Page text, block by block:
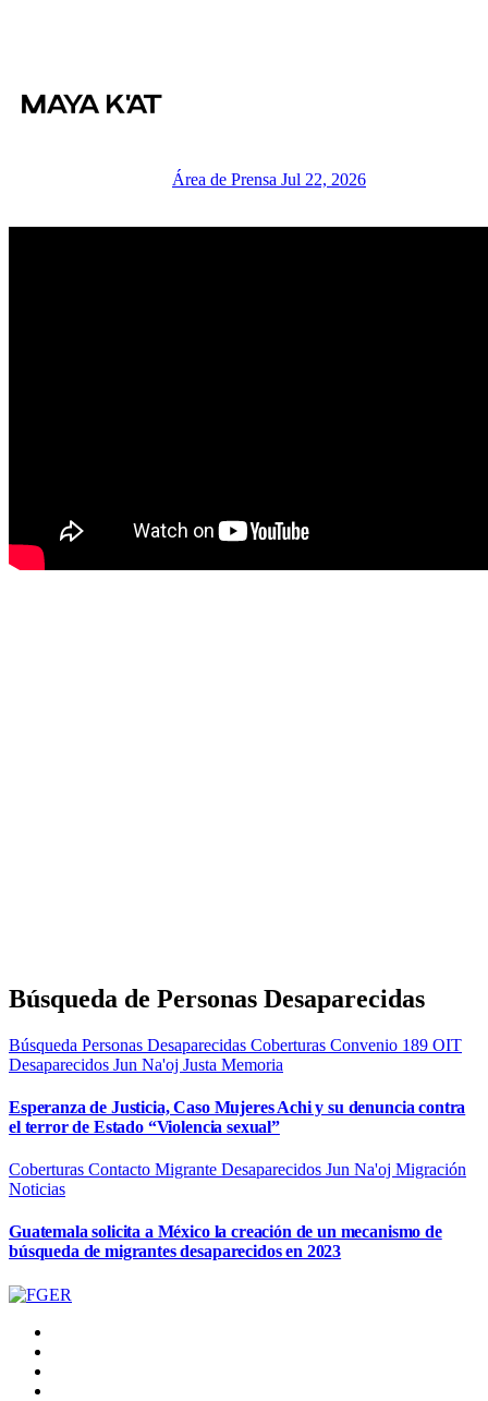
Área de Prensa Jul 22, 2026
Búsqueda de Personas Desaparecidas
Búsqueda Personas Desaparecidas Coberturas Convenio 189 OIT
Desaparecidos Jun Na'oj Justa Memoria
Esperanza de Justicia, Caso Mujeres Achi y su denuncia contra
el terror de Estado “Violencia sexual”
Coberturas Contacto Migrante Desaparecidos Jun Na'oj Migración
Noticias
Guatemala solicita a México la creación de un mecanismo de
búsqueda de migrantes desaparecidos en 2023